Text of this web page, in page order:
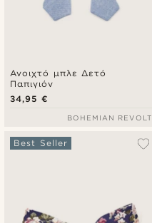
Ανοιχτό μπλε Δετό
Παπιγιόν
34,95 €
BOHEMIAN REVOLT
Best Seller